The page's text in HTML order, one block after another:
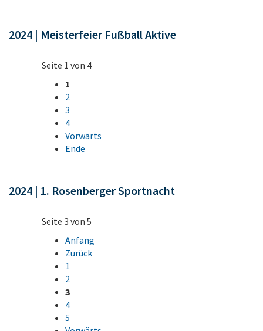
2024 | Meisterfeier Fußball Aktive
Seite 1 von 4
1
2
3
4
Vorwärts
Ende
2024 | 1. Rosenberger Sportnacht
Seite 3 von 5
Anfang
Zurück
1
2
3
4
5